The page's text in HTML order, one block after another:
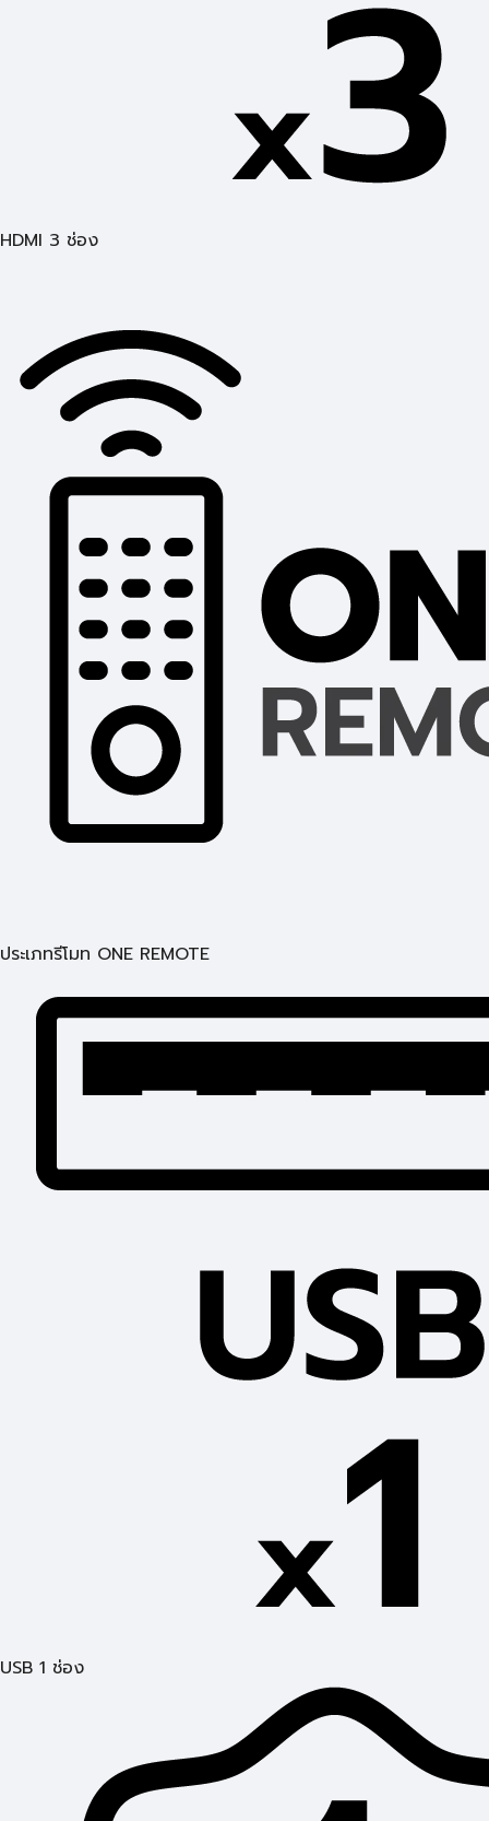
HDMI 3 ช่อง
ประเภทรีโมท ONE REMOTE
USB 1 ช่อง